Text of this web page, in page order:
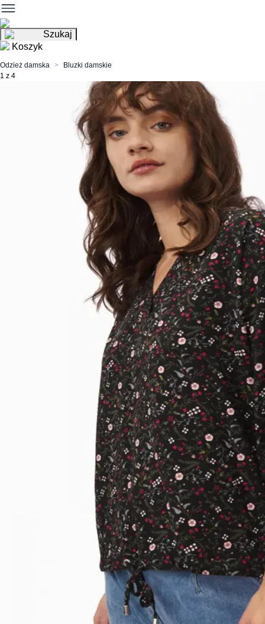
Szukaj
Koszyk
Odzież damska
Bluzki damskie
1 z 4